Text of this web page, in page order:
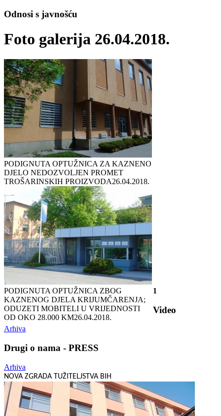
Odnosi s javnošću
Foto galerija 26.04.2018.
PODIGNUTA OPTUŽNICA ZA KAZNENO
DJELO NEDOZVOLJEN PROMET
TROŠARINSKIH PROIZVODA26.04.2018.
PODIGNUTA OPTUŽNICA ZBOG
KAZNENOG DJELA KRIJUMČARENJA;
ODUZETI MOBITELI U VRIJEDNOSTI
OD OKO 28.000 KM26.04.2018.
1
Video
Arhiva
Drugi o nama - PRESS
Arhiva
NOVA ZGRADA TUŽITELJSTVA BIH